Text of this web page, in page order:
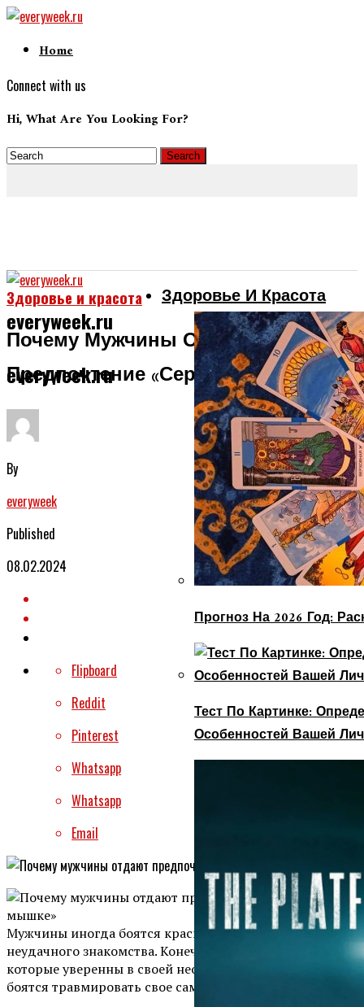
Home
Connect with us
Hi, What Are You Looking For?
everyweek.ru
everyweek.ru
Здоровье И Красота
Прогноз На 2026 Год:
Тест По Картинке:
Особенностей Вашей
Здоровье и красота
Почему Мужчины Отдают
Предпочтение «серой Мышке»
By
everyweek
Published
08.02.2024
Flipboard
Reddit
Pinterest
Whatsapp
Whatsapp
Email
Мужчины иногда боятся красивой женщины, боясь
неудачного знакомства. Конечно, есть мужчины,
которые уверенны в своей неотразимости, но многие
боятся травмировать свое самолюбие.